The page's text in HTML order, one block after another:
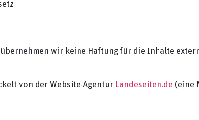
wir keine Haftung für die Inhalte
von der Website-Agentur Landeseiten.de (eine